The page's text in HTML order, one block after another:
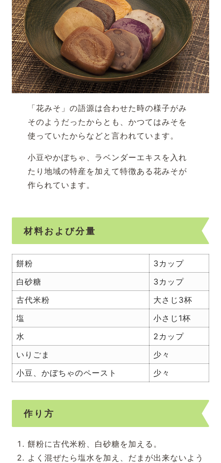
「花みそ」の語源は合わせた時の様子がみ
そのようだったからとも、かつてはみそを
使っていたからなどと言われています。
小豆やかぼちゃ、ラベンダーエキスを入れ
たり地域の特産を加えて特徴ある花みそが
作られています。
材料および分量
餅粉
3カップ
白砂糖
3カップ
古代米粉
大さじ3杯
塩
小さじ1杯
水
2カップ
いりごま
少々
小豆、かぼちゃのペースト
少々
作り方
餅粉に古代米粉、白砂糖を加える。
よく混ぜたら塩水を加え、だまが出来ないよう